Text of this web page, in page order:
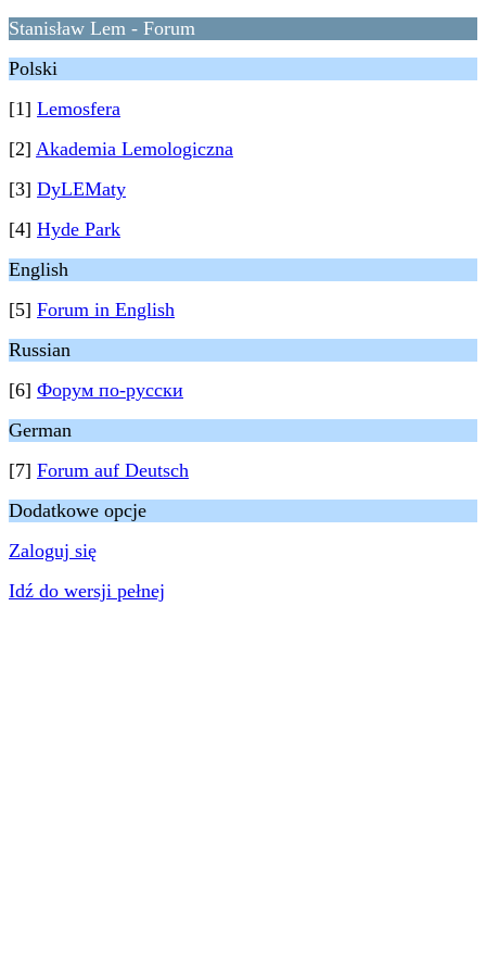
Stanisław Lem - Forum
Polski
[1] Lemosfera
[2] Akademia Lemologiczna
[3] DyLEMaty
[4] Hyde Park
English
[5] Forum in English
Russian
[6] Форум по-русски
German
[7] Forum auf Deutsch
Dodatkowe opcje
Zaloguj się
Idź do wersji pełnej